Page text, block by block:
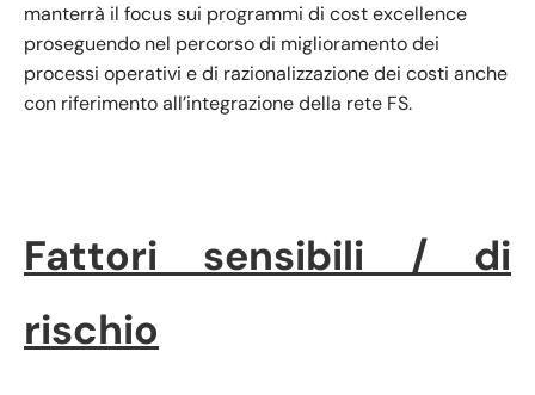
manterrà il focus sui programmi di cost excellence
proseguendo nel percorso di miglioramento dei
processi operativi e di razionalizzazione dei costi anche
con riferimento all’integrazione della rete FS.
Fattori sensibili / di
rischio